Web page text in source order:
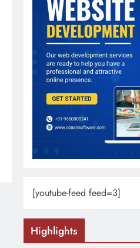
[youtube-feed feed=3]
Highlights